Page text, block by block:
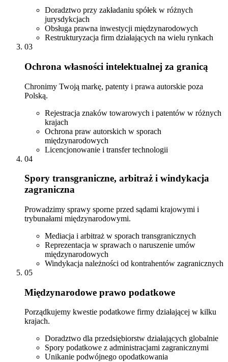
Doradztwo przy zakładaniu spółek w różnych
jurysdykcjach
Obsługa prawna inwestycji międzynarodowych
Restrukturyzacja firm działających na wielu rynkach
03
Ochrona własności intelektualnej za granicą
Chronimy Twoją markę, patenty i prawa autorskie poza
Polską.
Rejestracja znaków towarowych i patentów w różnych
krajach
Ochrona praw autorskich w sporach
międzynarodowych
Licencjonowanie i transfer technologii
04
Spory transgraniczne, arbitraż i windykacja
zagraniczna
Prowadzimy sprawy sporne przed sądami krajowymi i
trybunałami międzynarodowymi.
Mediacja i arbitraż w sporach transgranicznych
Reprezentacja w sprawach o naruszenie umów
międzynarodowych
Windykacja należności od kontrahentów zagranicznych
05
Międzynarodowe prawo podatkowe
Porządkujemy kwestie podatkowe firmy działającej w kilku
krajach.
Doradztwo dla przedsiębiorstw działających globalnie
Spory podatkowe z administracjami zagranicznymi
Unikanie podwójnego opodatkowania